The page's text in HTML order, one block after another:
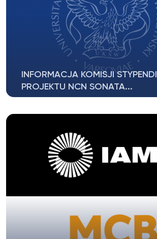
INFORMACJA KOMISJI
PROJEKTU NCN SONATA...